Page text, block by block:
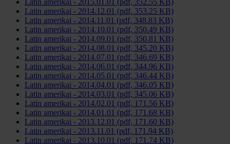
Latin amerikai - 2015.01.01 (pdf, 352.55 KB)
Latin amerikai - 2014.12.01 (pdf, 353.25 KB)
Latin amerikai - 2014.11.01 (pdf, 348.83 KB)
Latin amerikai - 2014.10.01 (pdf, 350.49 KB)
Latin amerikai - 2014.09.01 (pdf, 350.81 KB)
Latin amerikai - 2014.08.01 (pdf, 345.20 KB)
Latin amerikai - 2014.07.01 (pdf, 346.69 KB)
Latin amerikai - 2014.06.01 (pdf, 344.96 KB)
Latin amerikai - 2014.05.01 (pdf, 346.44 KB)
Latin amerikai - 2014.04.01 (pdf, 346.05 KB)
Latin amerikai - 2014.03.01 (pdf, 345.06 KB)
Latin amerikai - 2014.02.01 (pdf, 171.56 KB)
Latin amerikai - 2014.01.01 (pdf, 171.68 KB)
Latin amerikai - 2013.12.01 (pdf, 171.60 KB)
Latin amerikai - 2013.11.01 (pdf, 171.94 KB)
Latin amerikai - 2013.10.01 (pdf, 171.74 KB)